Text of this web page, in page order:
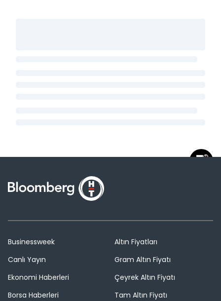
Businessweek
Canlı Yayın
Ekonomi Haberleri
Borsa Haberleri
Altın Fiyatları
Gram Altın Fiyatı
Çeyrek Altın Fiyatı
Tam Altın Fiyatı